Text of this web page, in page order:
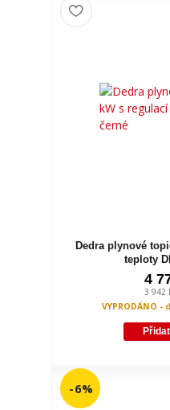
Dedra plynové
teploty
4
3 942
VYPRODÁNO
- 6 %